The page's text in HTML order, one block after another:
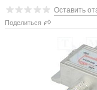
Оставить
Поделиться